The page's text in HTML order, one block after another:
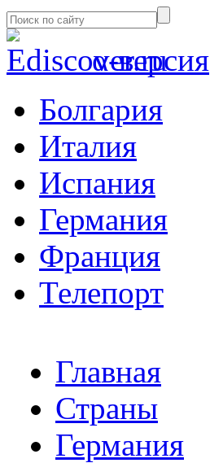
α-версия
Болгария
Италия
Испания
Германия
Франция
Телепорт
Главная
Страны
Германия